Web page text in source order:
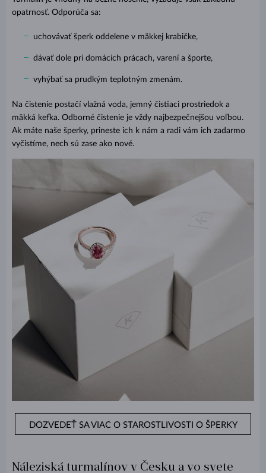
opatrnosť. Odporúča sa:
uchovávať šperk oddelene v mäkkej krabičke,
dávať dole pri domácich prácach, varení a športe,
vyhýbať sa prudkým teplotným zmenám.
Na čistenie postačí vlažná voda, jemný čistiaci prostriedok a
mäkká kefka. Odborné čistenie je vždy najbezpečnejšou voľbou.
Ak máte naše šperky, prineste ich k nám a radi vám ich zadarmo
vyčistíme, nech sú zase ako nové.
DOZVEDEŤ SA VIAC O STAROSTLIVOSTI O ŠPERKY
Náleziská turmalínov v Česku a vo svete